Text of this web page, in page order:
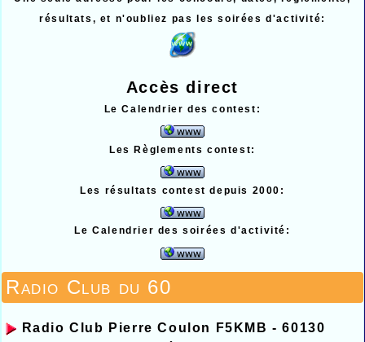
résultats, et n'oubliez pas les soirées d'activité:
Accès direct
Le Calendrier des contest:
Les Règlements contest:
Les résultats contest depuis 2000:
Le Calendrier des soirées d'activité:
Radio Club du 60
Radio Club Pierre Coulon F5KMB - 60130